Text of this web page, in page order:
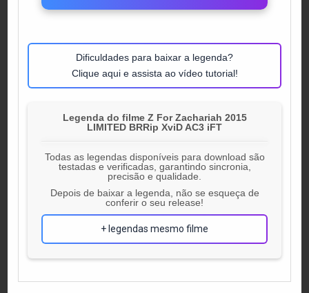
Dificuldades para baixar a legenda?
Clique aqui e assista ao vídeo tutorial!
Legenda do filme Z For Zachariah 2015
LIMITED BRRip XviD AC3 iFT
Todas as legendas disponíveis para download são
testadas e verificadas, garantindo sincronia,
precisão e qualidade.
Depois de baixar a legenda, não se esqueça de
conferir o seu release!
+ legendas mesmo filme